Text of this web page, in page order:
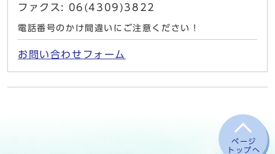
ファクス: 06(4309)3822
電話番号のかけ間違いにご注意ください！
お問い合わせフォーム
ページ
トップへ